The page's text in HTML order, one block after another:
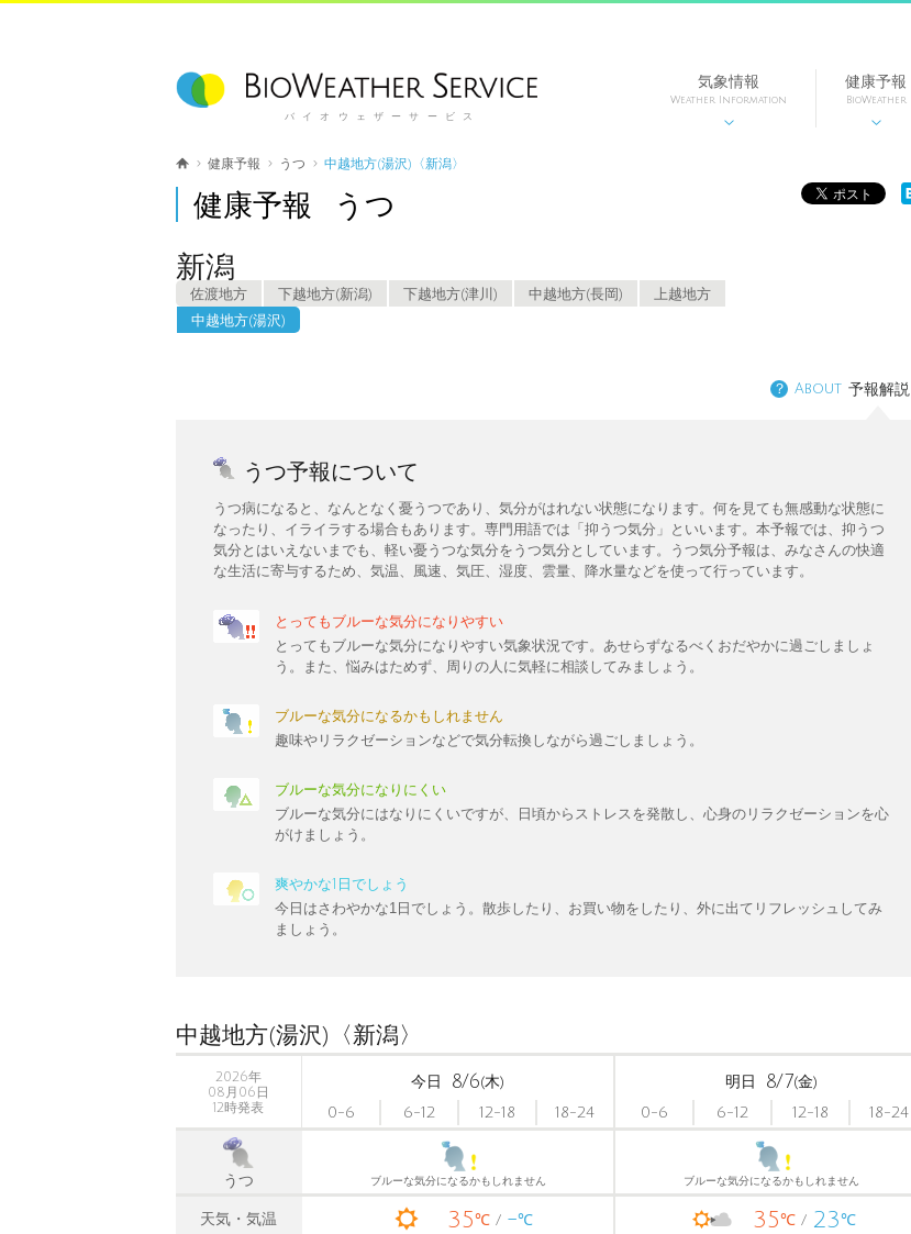
バイオウェザーサービス
気象情報
Weather Information

健康予報
BioWeather

健康予報 うつ 中越地方(湯沢)〈新潟〉
健康予報 うつ
新潟
佐渡地方 下越地方(新潟) 下越地方(津川) 中越地方(長岡)
上越地方
中越地方(湯沢)
？ About 予報解説
うつ予報について
うつ病になると、なんとなく憂うつであり、気分がはれない状態になります。何を見ても無感動な状態に
なったり、イライラする場合もあります。専門用語では「抑うつ気分」といいます。本予報では、抑うつ
気分とはいえないまでも、軽い憂うつな気分をうつ気分としています。うつ気分予報は、みなさんの快適
な生活に寄与するため、気温、風速、気圧、湿度、雲量、降水量などを使って行っています。
とってもブルーな気分になりやすい
とってもブルーな気分になりやすい気象状況です。あせらずなるべくおだやかに過ごしましょ
う。また、悩みはためず、周りの人に気軽に相談してみましょう。
ブルーな気分になるかもしれません
趣味やリラクゼーションなどで気分転換しながら過ごしましょう。
ブルーな気分になりにくい
ブルーな気分にはなりにくいですが、日頃からストレスを発散し、心身のリラクゼーションを心
がけましょう。
爽やかな1日でしょう
今日はさわやかな1日でしょう。散歩したり、お買い物をしたり、外に出てリフレッシュしてみ
ましょう。
中越地方(湯沢)〈新潟〉
2026年
08月06日
12時発表
今日 8/6(木)
0-6
6-12 12-18 18-24
明日 8/7(金)
0-6
6-12 12-18 18-24
うつ ブルーな気分になるかもしれません ブルーな気分になるかもしれません
天気・気温 35℃ -℃ 35℃ 23℃